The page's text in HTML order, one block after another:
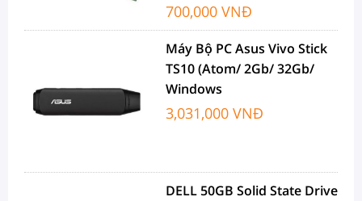
700,000 VNĐ
Máy Bộ PC Asus Vivo Stick
TS10 (Atom/ 2Gb/ 32Gb/
Windows
3,031,000 VNĐ
DELL 50GB Solid State Drive